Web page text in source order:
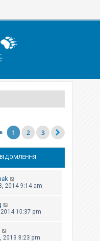
1 2 3
2014 9:14 am
2014 10:37 pm
2013 8:23 pm